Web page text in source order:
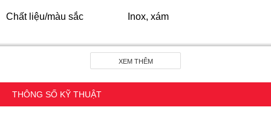
Chất liệu/màu sắc Inox, xám
1-8 Kg
Kích thước bề mặt
XEM THÊM
THÔNG SỐ KỸ THUẬT